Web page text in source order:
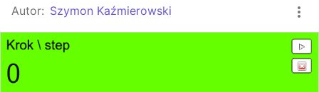
GeoGebra Classroom
Autor: Szymon Kaźmierowski